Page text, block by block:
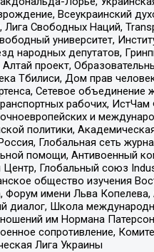
Всеукраинский
Свободных Наций,
университет,
народных депутатов,
проект,
Тбилиси, Дом прав
Сетевое
рабочих,
и
политики,
Глобальная сеть
помощи, Антивоенный
Глобальный союз
общество изучения
имени Льва
Школа
им Нормана
сопротивление,
Лига Украины